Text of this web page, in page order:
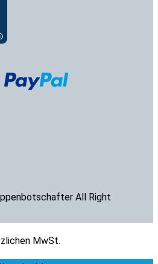
All Right
MwSt.